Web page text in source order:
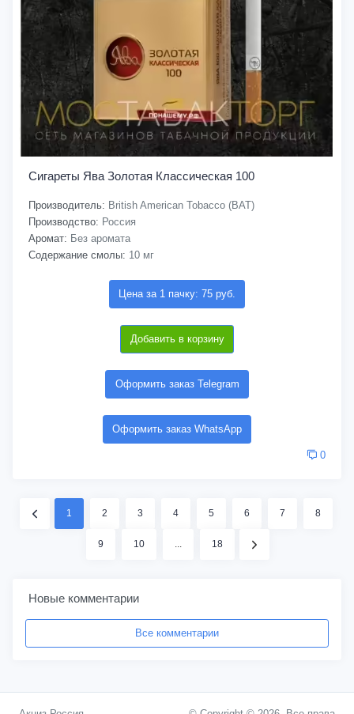
Сигареты Ява Золотая Классическая 100
Производитель: British American Tobacco (BAT)
Производство: Россия
Аромат: Без аромата
Содержание смолы: 10 мг
Цена за 1 пачку: 75 руб.
Добавить в корзину
Оформить заказ Telegram
Оформить заказ WhatsApp
0
1 2 3 4 5 6 7 8
9 10 ... 18
Новые комментарии
Все комментарии